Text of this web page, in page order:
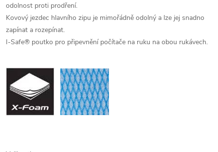
odolnost proti prodření.
Kovový jezdec hlavního zipu je mimořádně odolný a lze jej snadno
zapínat a rozepínat.
I-Safe® poutko pro připevnění počítače na ruku na obou rukávech.